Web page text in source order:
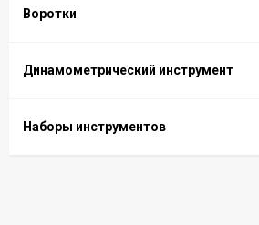
Воротки
Динамометрический инструмент
Наборы инструментов